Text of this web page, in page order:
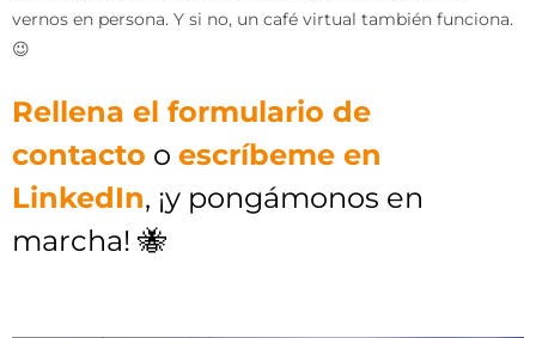
vernos en persona. Y si no, un café virtual también funciona.
😉
Rellena el formulario de
contacto o escríbeme en
LinkedIn, ¡y pongámonos en
marcha! 🐝